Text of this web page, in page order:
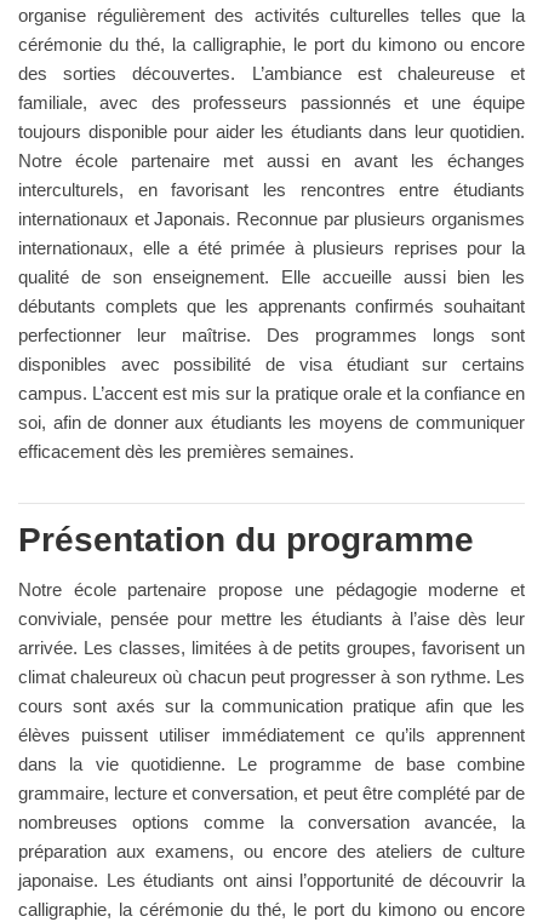
organise régulièrement des activités culturelles telles que la
cérémonie du thé, la calligraphie, le port du kimono ou encore
des sorties découvertes. L’ambiance est chaleureuse et
familiale, avec des professeurs passionnés et une équipe
toujours disponible pour aider les étudiants dans leur quotidien.
Notre école partenaire met aussi en avant les échanges
interculturels, en favorisant les rencontres entre étudiants
internationaux et Japonais. Reconnue par plusieurs organismes
internationaux, elle a été primée à plusieurs reprises pour la
qualité de son enseignement. Elle accueille aussi bien les
débutants complets que les apprenants confirmés souhaitant
perfectionner leur maîtrise. Des programmes longs sont
disponibles avec possibilité de visa étudiant sur certains
campus. L’accent est mis sur la pratique orale et la confiance en
soi, afin de donner aux étudiants les moyens de communiquer
efficacement dès les premières semaines.
Présentation du programme
Notre école partenaire propose une pédagogie moderne et
conviviale, pensée pour mettre les étudiants à l’aise dès leur
arrivée. Les classes, limitées à de petits groupes, favorisent un
climat chaleureux où chacun peut progresser à son rythme. Les
cours sont axés sur la communication pratique afin que les
élèves puissent utiliser immédiatement ce qu’ils apprennent
dans la vie quotidienne. Le programme de base combine
grammaire, lecture et conversation, et peut être complété par de
nombreuses options comme la conversation avancée, la
préparation aux examens, ou encore des ateliers de culture
japonaise. Les étudiants ont ainsi l’opportunité de découvrir la
calligraphie, la cérémonie du thé, le port du kimono ou encore